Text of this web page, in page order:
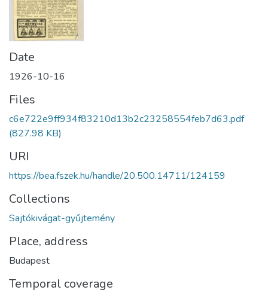
Date
1926-10-16
Files
c6e722e9ff934f83210d13b2c23258554feb7d63.pdf
(827.98 KB)
URI
https://bea.fszek.hu/handle/20.500.14711/124159
Collections
Sajtókivágat-gyűjtemény
Place, address
Budapest
Temporal coverage